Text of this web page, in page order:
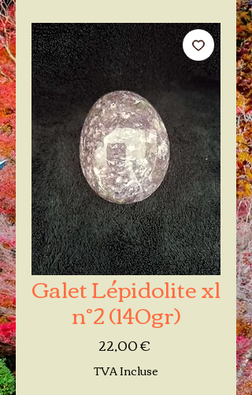
Galet Lépidolite xl
n°2 (140gr)
22,00 €Prix
TVA Incluse